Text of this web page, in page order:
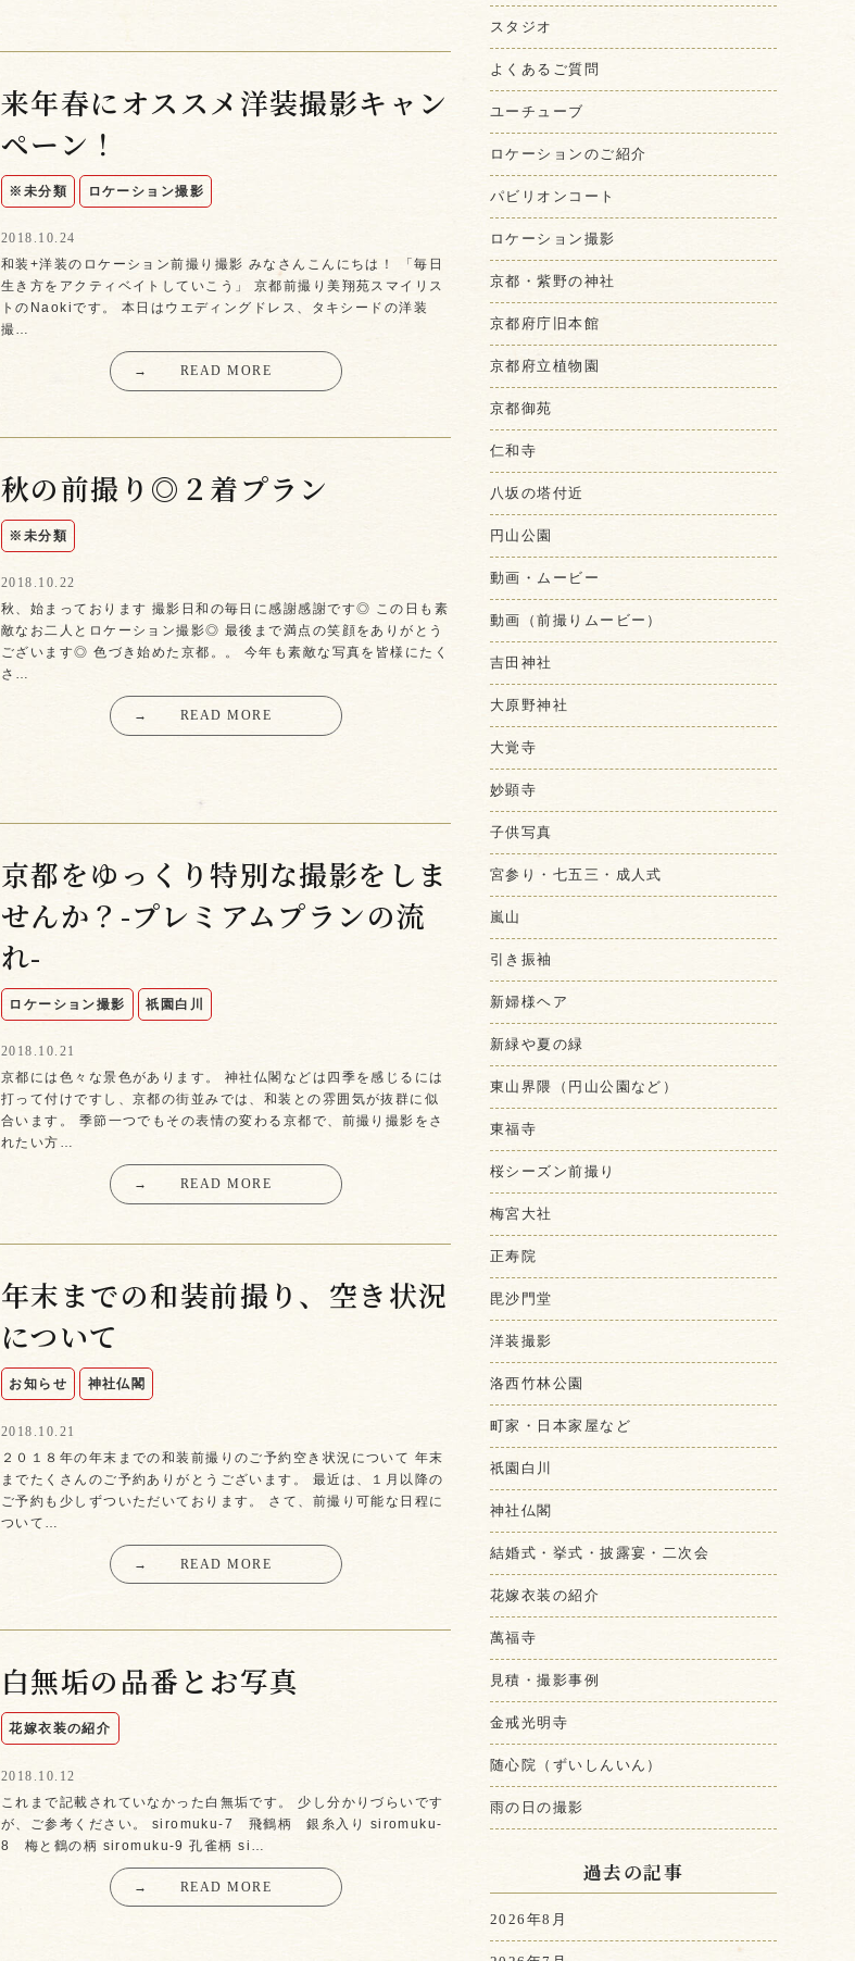
来年春にオススメ洋装撮影キャン
ペーン！
※未分類 ロケーション撮影
2018.10.24
和装+洋装のロケーション前撮り撮影 みなさんこんにちは！ 「毎日
生き方をアクティベイトしていこう」 京都前撮り美翔苑スマイリス
トのNaokiです。 本日はウエディングドレス、タキシードの洋装
撮…
→ READ MORE
秋の前撮り◎２着プラン
※未分類
2018.10.22
秋、始まっております 撮影日和の毎日に感謝感謝です◎ この日も素
敵なお二人とロケーション撮影◎ 最後まで満点の笑顔をありがとう
ございます◎ 色づき始めた京都。。 今年も素敵な写真を皆様にたく
さ…
→ READ MORE
京都をゆっくり特別な撮影をしま
せんか？-プレミアムプランの流
れ-
ロケーション撮影 祇園白川
2018.10.21
京都には色々な景色があります。 神社仏閣などは四季を感じるには
打って付けですし、京都の街並みでは、和装との雰囲気が抜群に似
合います。 季節一つでもその表情の変わる京都で、前撮り撮影をさ
れたい方…
→ READ MORE
年末までの和装前撮り、空き状況
について
お知らせ 神社仏閣
2018.10.21
２０１８年の年末までの和装前撮りのご予約空き状況について 年末
までたくさんのご予約ありがとうございます。 最近は、１月以降の
ご予約も少しずついただいております。 さて、前撮り可能な日程に
ついて…
→ READ MORE
白無垢の品番とお写真
花嫁衣装の紹介
2018.10.12
これまで記載されていなかった白無垢です。 少し分かりづらいです
が、ご参考ください。 siromuku-7 飛鶴柄 銀糸入り siromuku-
8 梅と鶴の柄 siromuku-9 孔雀柄 si…
→ READ MORE
スタジオ
よくあるご質問
ユーチューブ
ロケーションのご紹介
パビリオンコート
ロケーション撮影
京都・紫野の神社
京都府庁旧本館
京都府立植物園
京都御苑
仁和寺
八坂の塔付近
円山公園
動画・ムービー
動画（前撮りムービー）
吉田神社
大原野神社
大覚寺
妙顕寺
子供写真
宮参り・七五三・成人式
嵐山
引き振袖
新婦様ヘア
新緑や夏の緑
東山界隈（円山公園など）
東福寺
桜シーズン前撮り
梅宮大社
正寿院
毘沙門堂
洋装撮影
洛西竹林公園
町家・日本家屋など
祇園白川
神社仏閣
結婚式・挙式・披露宴・二次会
花嫁衣装の紹介
萬福寺
見積・撮影事例
金戒光明寺
随心院（ずいしんいん）
雨の日の撮影
過去の記事
2026年8月